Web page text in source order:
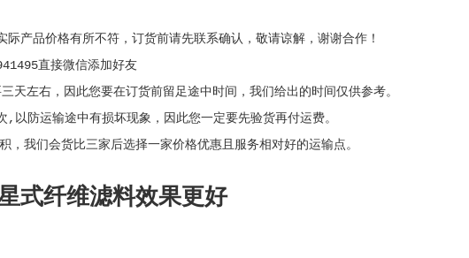
产品价格有所不符，订货前请先联系确认，敬请谅解，谢谢合作！
直接微信添加好友
天左右，因此您要在订货前留足途中时间，我们给出的时间仅供参考。
以防运输途中有损坏现象，因此您一定要先验货再付运费。
我们会货比三家后选择一家价格优惠且服务相对好的运输点。
式纤维滤料效果更好